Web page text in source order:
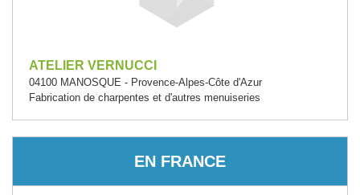
ATELIER VERNUCCI
04100 MANOSQUE - Provence-Alpes-Côte d'Azur
Fabrication de charpentes et d'autres menuiseries
EN FRANCE